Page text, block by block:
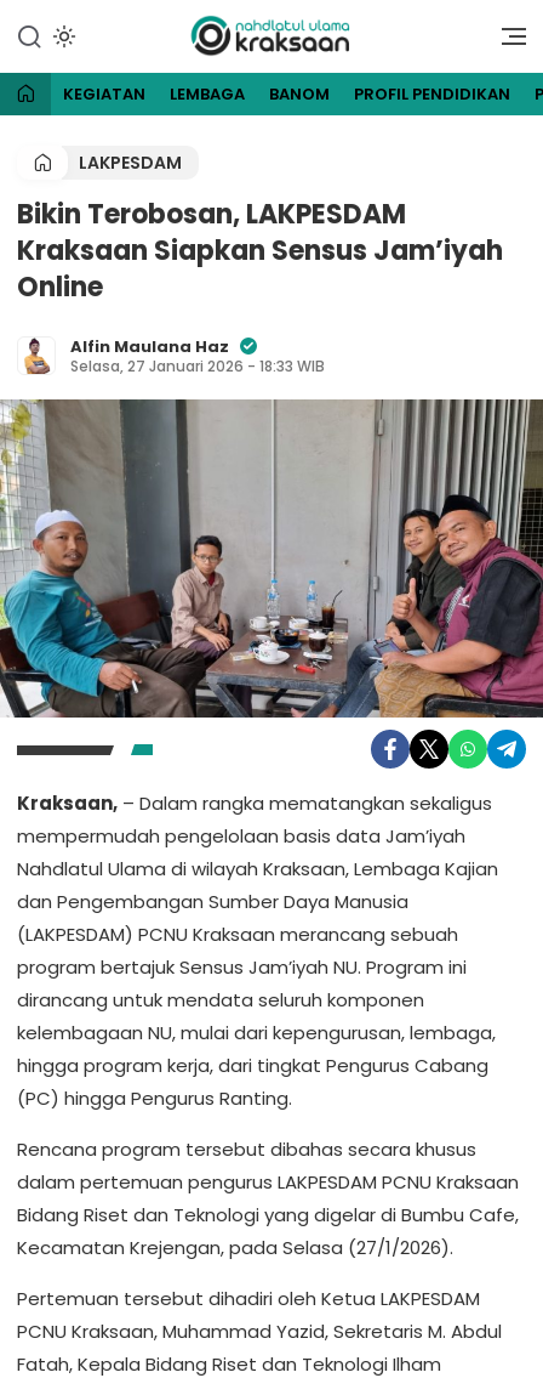
konten
NU Kraksaan
Website Resmi Pengurus
Kraksaan
KEGIATAN LEMBAGA BANOM PROFIL PENDIDIKAN
LAKPESDAM
Bikin Terobosan, LAKPESDAM
Kraksaan Siapkan Sensus Jam’iyah
Online
Alfin Maulana Haz
Selasa, 27 Januari 2026 - 18:33 WIB
Kraksaan, – Dalam rangka mematangkan sekaligus
mempermudah pengelolaan basis data Jam’iyah
Nahdlatul Ulama di wilayah Kraksaan, Lembaga Kajian
dan Pengembangan Sumber Daya Manusia
(LAKPESDAM) PCNU Kraksaan merancang sebuah
program bertajuk Sensus Jam’iyah NU. Program ini
dirancang untuk mendata seluruh komponen
kelembagaan NU, mulai dari kepengurusan, lembaga,
hingga program kerja, dari tingkat Pengurus Cabang
(PC) hingga Pengurus Ranting.
Rencana program tersebut dibahas secara khusus
dalam pertemuan pengurus LAKPESDAM PCNU Kraksaan
Bidang Riset dan Teknologi yang digelar di Bumbu Cafe,
Kecamatan Krejengan, pada Selasa (27/1/2026).
Pertemuan tersebut dihadiri oleh Ketua LAKPESDAM
PCNU Kraksaan, Muhammad Yazid, Sekretaris M. Abdul
Fatah, Kepala Bidang Riset dan Teknologi Ilham